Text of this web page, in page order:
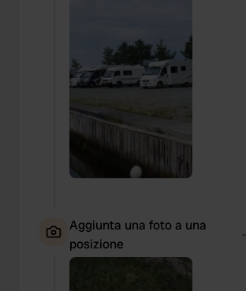
Aggiunta una foto a una
posizione